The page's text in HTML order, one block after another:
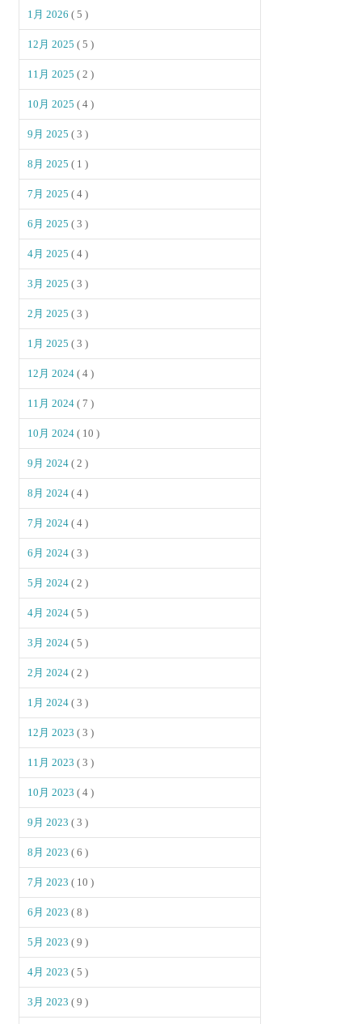
1月 2026( 5 )
12月 2025( 5 )
11月 2025( 2 )
10月 2025( 4 )
9月 2025( 3 )
8月 2025( 1 )
7月 2025( 4 )
6月 2025( 3 )
4月 2025( 4 )
3月 2025( 3 )
2月 2025( 3 )
1月 2025( 3 )
12月 2024( 4 )
11月 2024( 7 )
10月 2024( 10 )
9月 2024( 2 )
8月 2024( 4 )
7月 2024( 4 )
6月 2024( 3 )
5月 2024( 2 )
4月 2024( 5 )
3月 2024( 5 )
2月 2024( 2 )
1月 2024( 3 )
12月 2023( 3 )
11月 2023( 3 )
10月 2023( 4 )
9月 2023( 3 )
8月 2023( 6 )
7月 2023( 10 )
6月 2023( 8 )
5月 2023( 9 )
4月 2023( 5 )
3月 2023( 9 )